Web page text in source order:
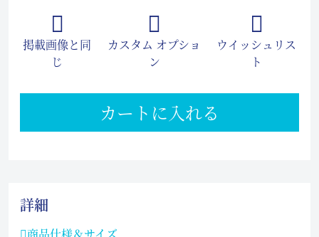
掲載画像と同
じ
カスタム オプショ
ン
ウイッシュリス
ト
カートに入れる
詳細